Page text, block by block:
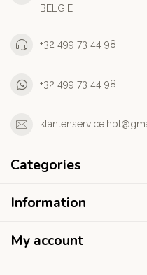
BELGIE
+32 499 73 44 98
+32 499 73 44 98
Categories
Information
My account